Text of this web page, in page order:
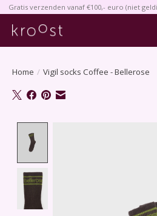
Gratis verzenden vanaf €100,- euro (niet
Home / Vigil socks Coffee - Bellerose